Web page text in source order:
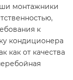
монтажники
к
кондиционера
как от качества